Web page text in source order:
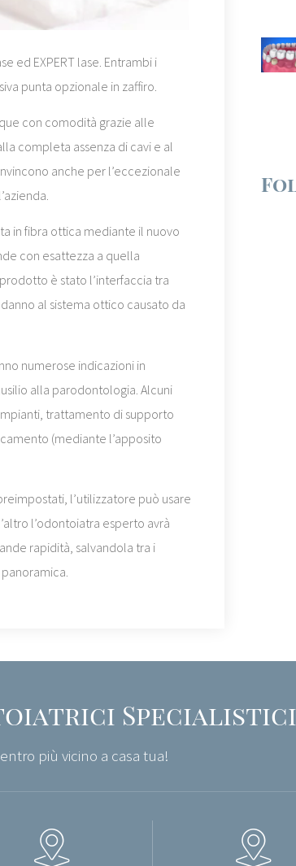
ed EXPERT lase. Entrambi i
punta opzionale in zaffiro.
con comodità grazie alle
completa assenza di cavi e al
anche per l’eccezionale
in fibra ottica mediante il nuovo
con esattezza a quella
è stato l’interfaccia tra
al sistema ottico causato da
numerose indicazioni in
alla parodontologia. Alcuni
trattamento di supporto
(mediante l’apposito
l’utilizzatore può usare
l’odontoiatra esperto avrà
rapidità, salvandola tra i
Specialistici
più vicino a casa tua!